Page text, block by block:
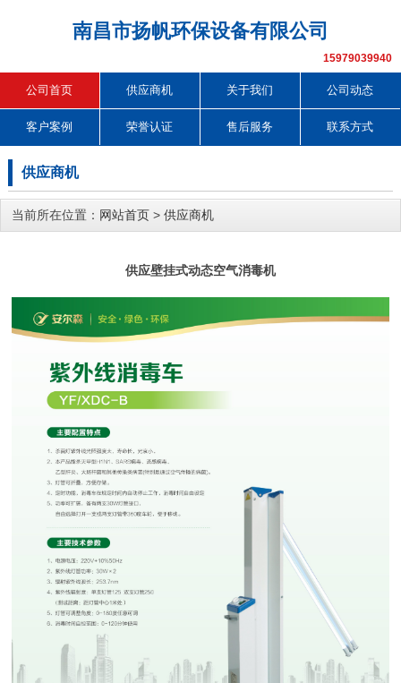
南昌市扬帆环保设备有限公司
15979039940
公司首页 供应商机 关于我们 公司动态
客户案例 荣誉认证 售后服务 联系方式
供应商机
当前所在位置： 网站首页 > 供应商机
供应壁挂式动态空气消毒机